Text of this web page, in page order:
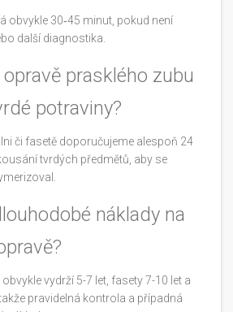
obvykle 30‑45 minut, pokud není
další diagnostika.
prasklého zubu
potraviny?
či fasetě doporučujeme alespoň 24
tvrdých předmětů, aby se
náklady na
vydrží 5-7 let, fasety 7-10 let a
pravidelná kontrola a případná